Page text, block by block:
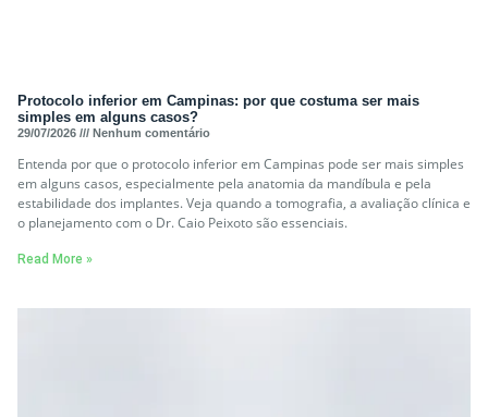
Protocolo inferior em Campinas: por que costuma ser mais
simples em alguns casos?
29/07/2026 Nenhum comentário
Entenda por que o protocolo inferior em Campinas pode ser mais simples
em alguns casos, especialmente pela anatomia da mandíbula e pela
estabilidade dos implantes. Veja quando a tomografia, a avaliação clínica e
o planejamento com o Dr. Caio Peixoto são essenciais.
Read More »